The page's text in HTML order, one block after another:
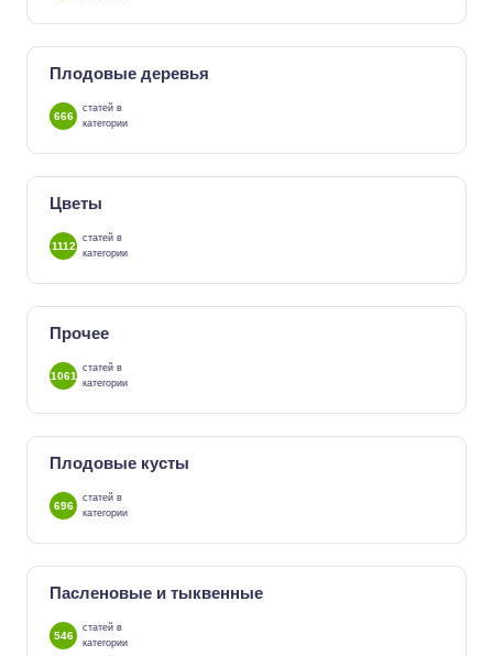
Плодовые деревья
666
статей в
категории
Цветы
1112
статей в
категории
Прочее
1061
статей в
категории
Плодовые кусты
696
статей в
категории
Пасленовые и тыквенные
546
статей в
категории